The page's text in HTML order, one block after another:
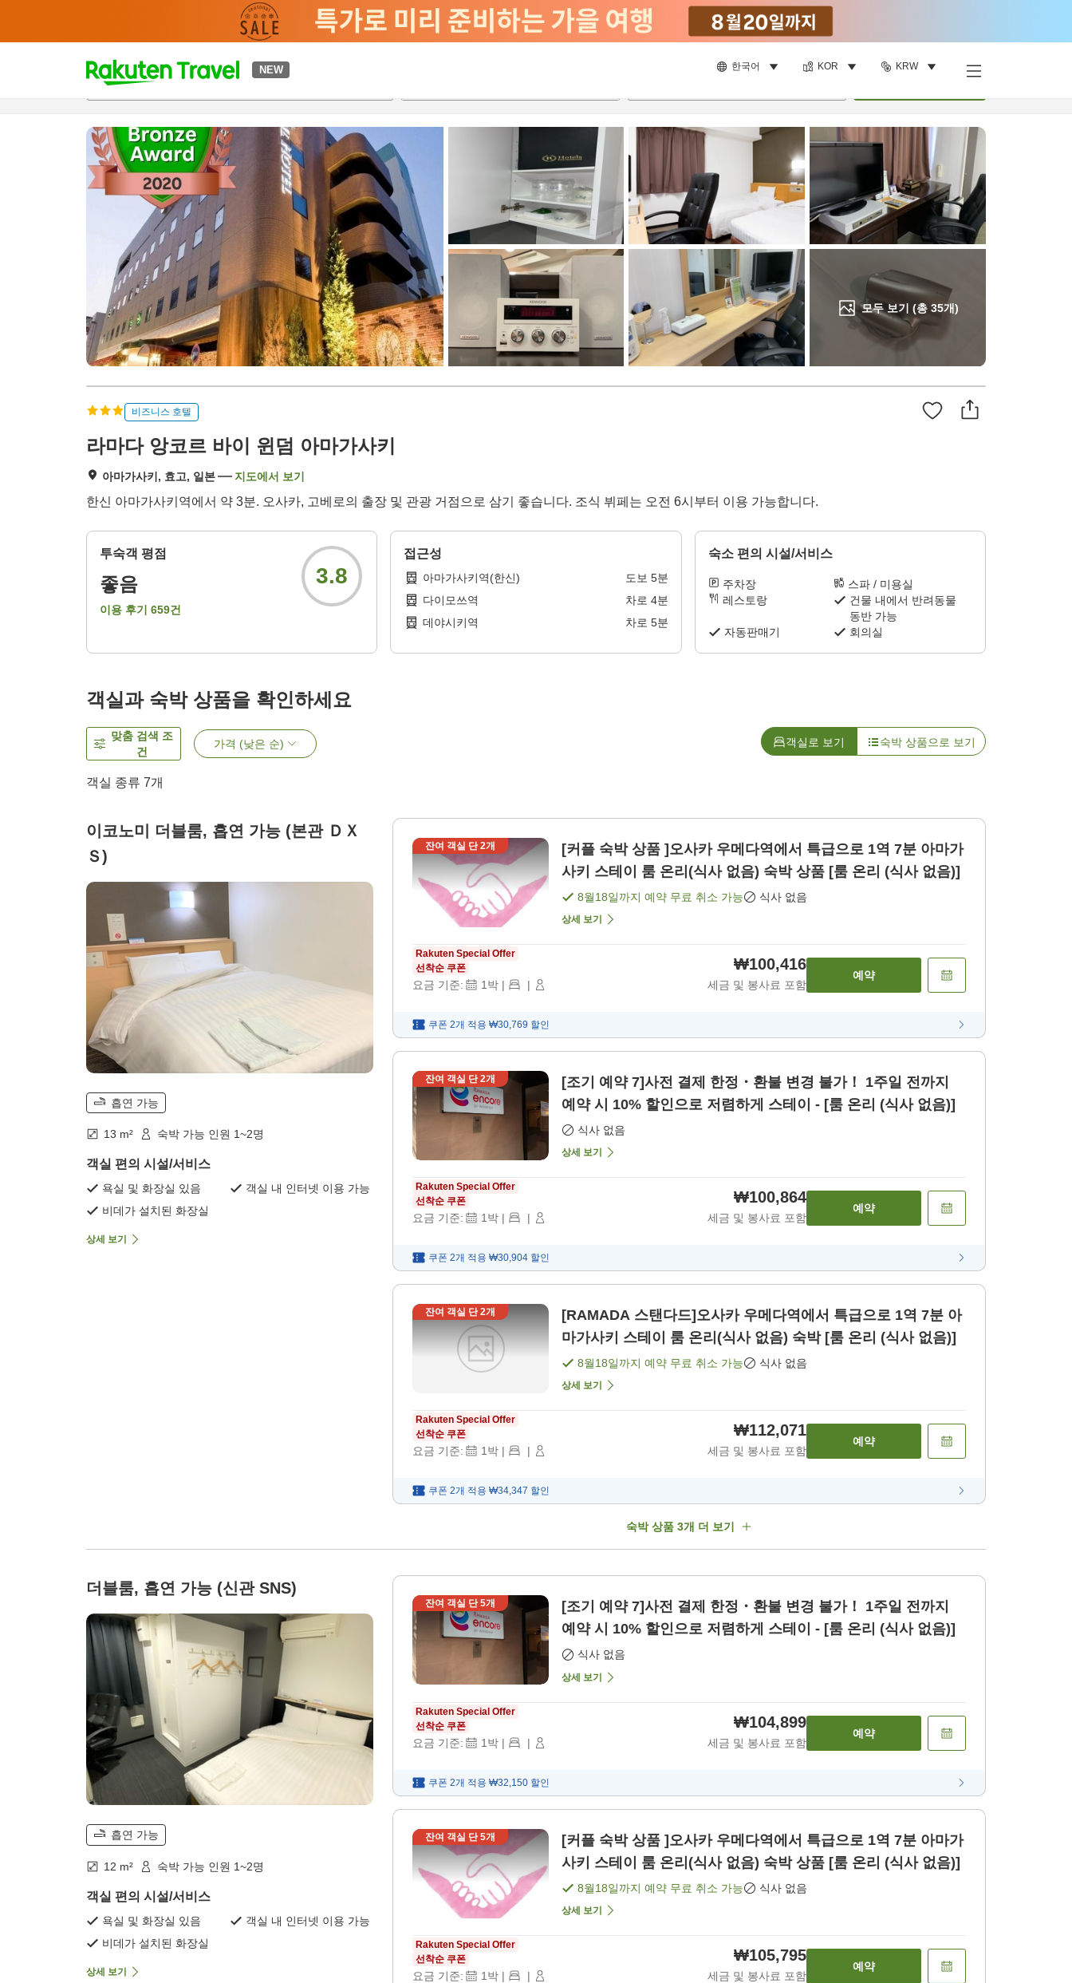
NEW 한국어 KOR KRW
t
p
a
e
_
모두 보기 (총 35개)
개요객실 & 숙박 상품이용 후기 하이라이트
비즈니스 호텔
라마다 앙코르 바이 윈덤 아마가사키
아마가사키, 효고, 일본 지도에서 보기
한신 아마가사키역에서 약 3분. 오사카, 고베로의 출장 및 관광 거점으로 삼기 좋습니다. 조식 뷔페는 오전 6시부터 이용 가능합니다.
투숙객 평점
좋음
이용 후기 659건
3.8
접근성
아마가사키역(한신) 도보 5분
다이모쓰역
차로 4분
데야시키역
차로 5분
숙소 편의 시설/서비스
주차장
스파 / 미용실
레스토랑
건물 내에서 반려동물
동반 가능
자동판매기
회의실
객실과 숙박 상품을 확인하세요
맞춤 검색 조
건
가격 (낮은 순) 객실로 보기 숙박 상품으로 보기
객실 종류 7개
이코노미 더블룸, 흡연 가능 (본관 ＤＸ
Ｓ)
흡연 가능
13 m² 숙박 가능 인원 1~2명
객실 편의 시설/서비스
욕실 및 화장실 있음
객실 내 인터넷 이용 가능
비데가 설치된 화장실
상세 보기
잔여 객실 단2개
[커플 숙박 상품 ]오사카 우메다역에서 특급으로 1역 7분 아마가
사키 스테이 룸 온리(식사 없음) 숙박 상품 [룸 온리 (식사 없음)]
8월18일까지 예약 무료 취소 가능 식사 없음
상세 보기
Rakuten Special Offer
선착순 쿠폰
요금 기준: 1박 | |
₩100,416
세금 및 봉사료 포함
예약
쿠폰 2개 적용 ₩30,769 할인
잔여 객실 단2개
[조기 예약 7]사전 결제 한정・환불 변경 불가！ 1주일 전까지
예약 시 10% 할인으로 저렴하게 스테이 - [룸 온리 (식사 없음)]
식사 없음
상세 보기
Rakuten Special Offer
선착순 쿠폰
요금 기준: 1박 | |
₩100,864
세금 및 봉사료 포함
예약
쿠폰 2개 적용 ₩30,904 할인
잔여 객실 단2개
[RAMADA 스탠다드]오사카 우메다역에서 특급으로 1역 7분 아
마가사키 스테이 룸 온리(식사 없음) 숙박 [룸 온리 (식사 없음)]
8월18일까지 예약 무료 취소 가능 식사 없음
상세 보기
Rakuten Special Offer
선착순 쿠폰
요금 기준: 1박 | |
₩112,071
세금 및 봉사료 포함
예약
쿠폰 2개 적용 ₩34,347 할인
숙박 상품 3개 더 보기
더블룸, 흡연 가능 (신관 SNS)
흡연 가능
12 m² 숙박 가능 인원 1~2명
객실 편의 시설/서비스
욕실 및 화장실 있음
객실 내 인터넷 이용 가능
비데가 설치된 화장실
상세 보기
잔여 객실 단5개
[조기 예약 7]사전 결제 한정・환불 변경 불가！ 1주일 전까지
예약 시 10% 할인으로 저렴하게 스테이 - [룸 온리 (식사 없음)]
식사 없음
상세 보기
Rakuten Special Offer
선착순 쿠폰
요금 기준: 1 박 | |
₩104,899
세금 및 봉사료 포함
예약
쿠폰 2개 적용 ₩32,150 할인
잔여 객실 단5개
[커플 숙박 상품 ]오사카 우메다역에서 특급으로 1역 7분 아마가
사키 스테이 룸 온리(식사 없음) 숙박 상품 [룸 온리 (식사 없음)]
8월18일까지 예약 무료 취소 가능 식사 없음
상세 보기
Rakuten Special Offer
선착순 쿠폰
요금 기준: 1 박 | |
₩105,795
세금 및 봉사료 포함
예약